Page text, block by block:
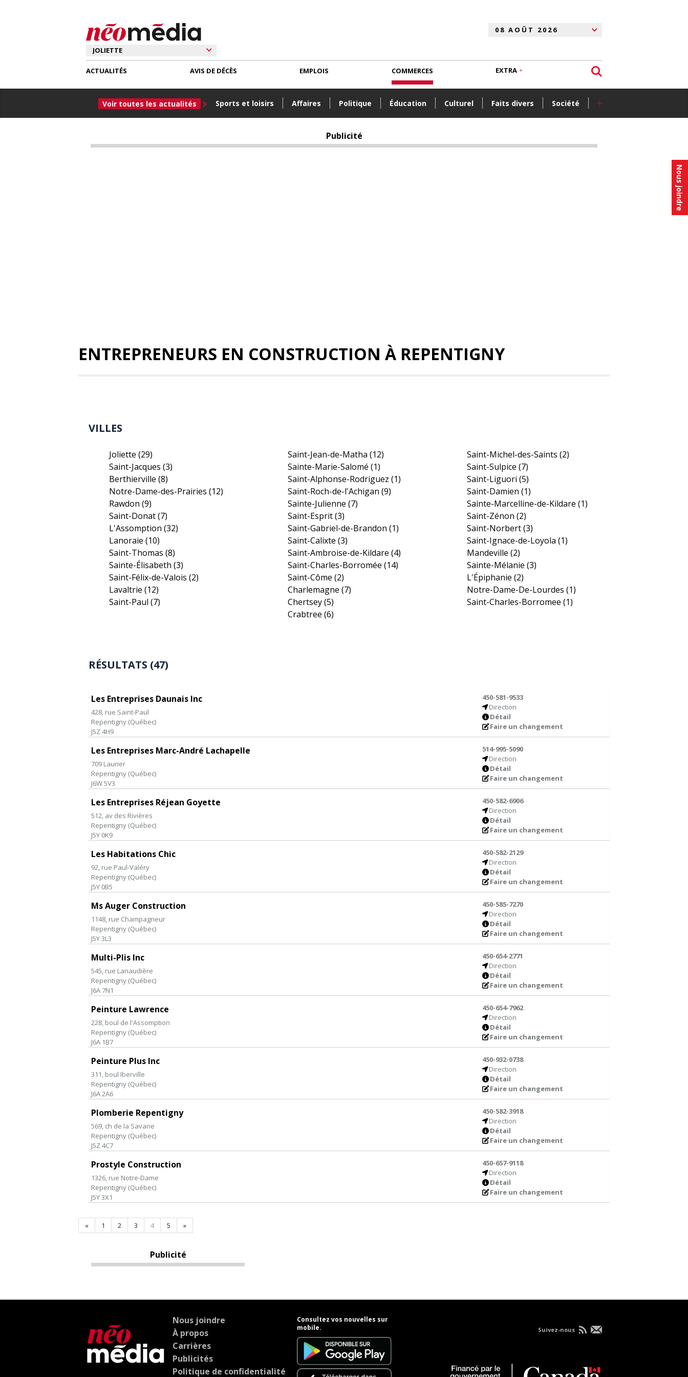
Nous joindre
ACTUALITÉS
Voir toutes les actualités Sports et loisirs Affaires Politique Éducation Culturel Faits divers Société +
AVIS DE DÉCÈS EMPLOIS COMMERCES EXTRA
Publicité
ENTREPRENEURS EN CONSTRUCTION À REPENTIGNY
VILLES
Joliette (29)
Saint-Jacques (3)
Berthierville (8)
Notre-Dame-des-Prairies (12)
Rawdon (9)
Saint-Donat(7)
L'Assomption (32)
Lanoraie (10)
Saint-Thomas (8)
Sainte-Élisabeth (3)
Saint-Félix-de-Valois (2)
Lavaltrie (12)
Saint-Paul (7)
Saint-Jean-de-Matha(12)
Sainte-Marie-Salomé(1)
Saint-Alphonse-Rodriguez(1)
Saint-Roch-de-l'Achigan(9)
Sainte-Julienne(7)
Saint-Esprit(3)
Saint-Gabriel-de-Brandon(1)
Saint-Calixte(3)
Saint-Ambroise-de-Kildare(4)
Saint-Charles-Borromée(14)
Saint-Côme(2)
Charlemagne(7)
Chertsey(5)
Crabtree(6)
Saint-Michel-des-Saints (2)
Saint-Sulpice (7)
Saint-Liguori (5)
Saint-Damien (1)
Sainte-Marcelline-de-Kildare (1)
Saint-Zénon (2)
Saint-Norbert(3)
Saint-Ignace-de-Loyola (1)
Mandeville (2)
Sainte-Mélanie (3)
L'Épiphanie (2)
Notre-Dame-De-Lourdes (1)
Saint-Charles-Borromee (1)
RÉSULTATS (47)
Les Entreprises Daunais Inc
428, rue Saint-Paul
Repentigny (Québec)
J5Z 4H9
450-581-9533
Direction
Détail
Faire un changement
Les Entreprises Marc-André Lachapelle
709 Laurier
Repentigny (Québec)
J6W 5V3
514-995-5090
Direction
Détail
Faire un changement
Les Entreprises Réjean Goyette
512, av des Rivières
Repentigny (Québec)
J5Y 0K9
450-582-6906
Direction
Détail
Faire un changement
Les Habitations Chic
92, rue Paul-Valéry
Repentigny (Québec)
J5Y 0B5
450-582-2129
Direction
Détail
Faire un changement
Ms Auger Construction
1148, rue Champagneur
Repentigny (Québec)
J5Y 3L3
450-585-7270
Direction
Détail
Faire un changement
Multi-Plis Inc
545, rue Lanaudière
Repentigny (Québec)
J6A 7N1
450-654-2771
Direction
Détail
Faire un changement
Peinture Lawrence
228, boul de l'Assomption
Repentigny (Québec)
J6A 1B7
450-654-7962
Direction
Détail
Faire un changement
Peinture Plus Inc
311, boul Iberville
Repentigny (Québec)
J6A 2A6
450-932-0738
Direction
Détail
Faire un changement
Plomberie Repentigny
569, ch de la Savane
Repentigny (Québec)
J5Z 4C7
450-582-3918
Direction
Détail
Faire un changement
Prostyle Construction
1326, rue Notre-Dame
Repentigny (Québec)
J5Y 3X1
450-657-9118
Direction
Détail
Faire un changement
« 1 2 3 4 5 »
Publicité
Nous joindre
À propos
Carrières
Publicités
Politique de confidentialité
Consultez vos nouvelles sur
mobile.
Suivez-nous